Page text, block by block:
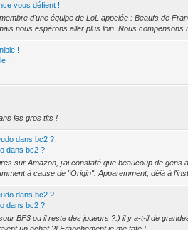
vous défient !
d'une équipe de LoL appelée : Beaufs de
nous espérons aller plus loin. Nous compensons
!
!
les gros tits !
dans bc2 ?
dans bc2 ?
sur Amazon, j'ai constaté que beaucoup de gens
à cause de "Origin". Apparemment, déjà à
dans bc2 ?
dans bc2 ?
BF3 ou il reste des joueurs ?:) il y a-t-il de